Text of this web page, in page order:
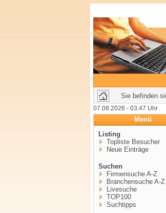
Sie befinden
07.08.2026 - 03:47 Uhr
Menü
Listing
Topliste Besucher
Neue Einträge
Suchen
Firmensuche A-Z
Branchensuche A-Z
Livesuche
TOP100
Suchtipps